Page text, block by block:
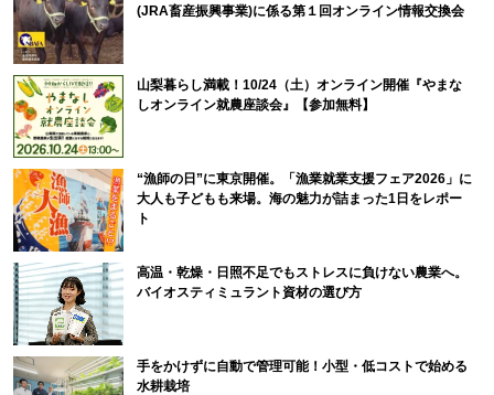
(JRA畜産振興事業)に係る第１回オンライン情報交換会
山梨暮らし満載！10/24（土）オンライン開催『やまな
しオンライン就農座談会』【参加無料】
“漁師の日”に東京開催。「漁業就業支援フェア2026」に
大人も子どもも来場。海の魅力が詰まった1日をレポー
ト
高温・乾燥・日照不足でもストレスに負けない農業へ。
バイオスティミュラント資材の選び方
手をかけずに自動で管理可能！小型・低コストで始める
水耕栽培